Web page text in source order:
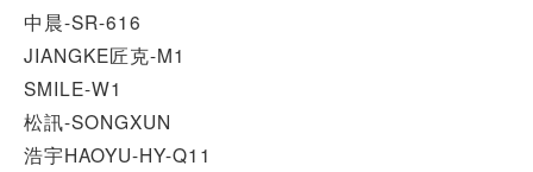
中晨-SR-616
JIANGKE匠克-M1
SMILE-W1
松訊-SONGXUN
浩宇HAOYU-HY-Q11